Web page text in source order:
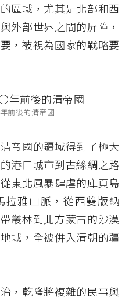
區域，尤其是北部和西
外部世界之間的屏障，
，被視為國家的戰略要
前後的清帝國
帝國的疆域得到了極大
港口城市到古絲綢之路
東北風暴肆虐的庫頁島
拉雅山脈，從西雙版納
叢林到北方蒙古的沙漠
域，全被併入清朝的疆
，乾隆將複雜的民事與